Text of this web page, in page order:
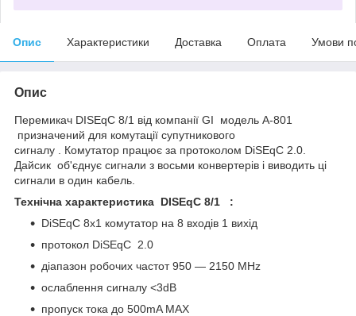
Опис Характеристики Доставка Оплата Умови
Опис
Перемикач DISEqC 8/1 від компанії GI модель A-801
призначений для комутації супутникового
сигналу . Комутатор працює за протоколом DiSEqC 2.0.
Дайсик об'єднує сигнали з восьми конвертерів і виводить ці
сигнали в один кабель.
Технічна характеристика DISEqC 8/1 :
DiSEqC 8x1 комутатор на 8 входів 1 вихід
протокол DiSEqC 2.0
діапазон робочих частот 950 — 2150 MHz
ослаблення сигналу <3dB
пропуск тока до 500mA MAX